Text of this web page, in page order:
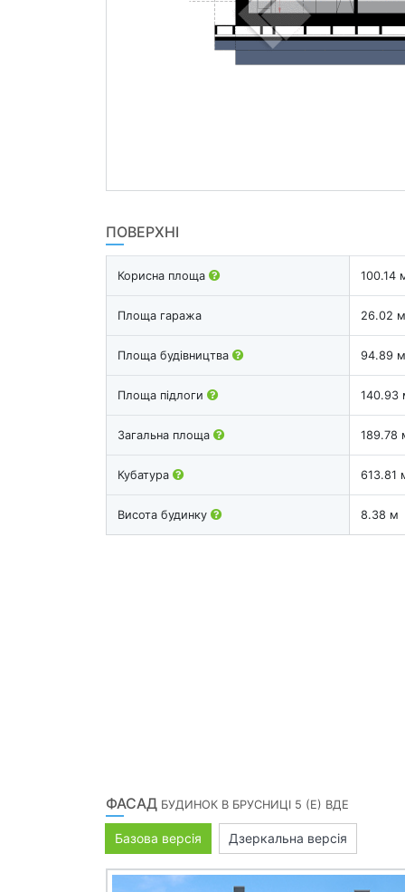
ПОВЕРХНІ
Корисна площа 100.14
Площа гаража 26.02 м
Площа будівництва 94.89 м
Площа підлоги 140.93
Загальна площа 189.78
Кубатура 613.81
Висота будинку 8.38 м
ФАСАД БУДИНОК В БРУСНИЦІ 5 (Е) ВДЕ
Базова версія Дзеркальна версія